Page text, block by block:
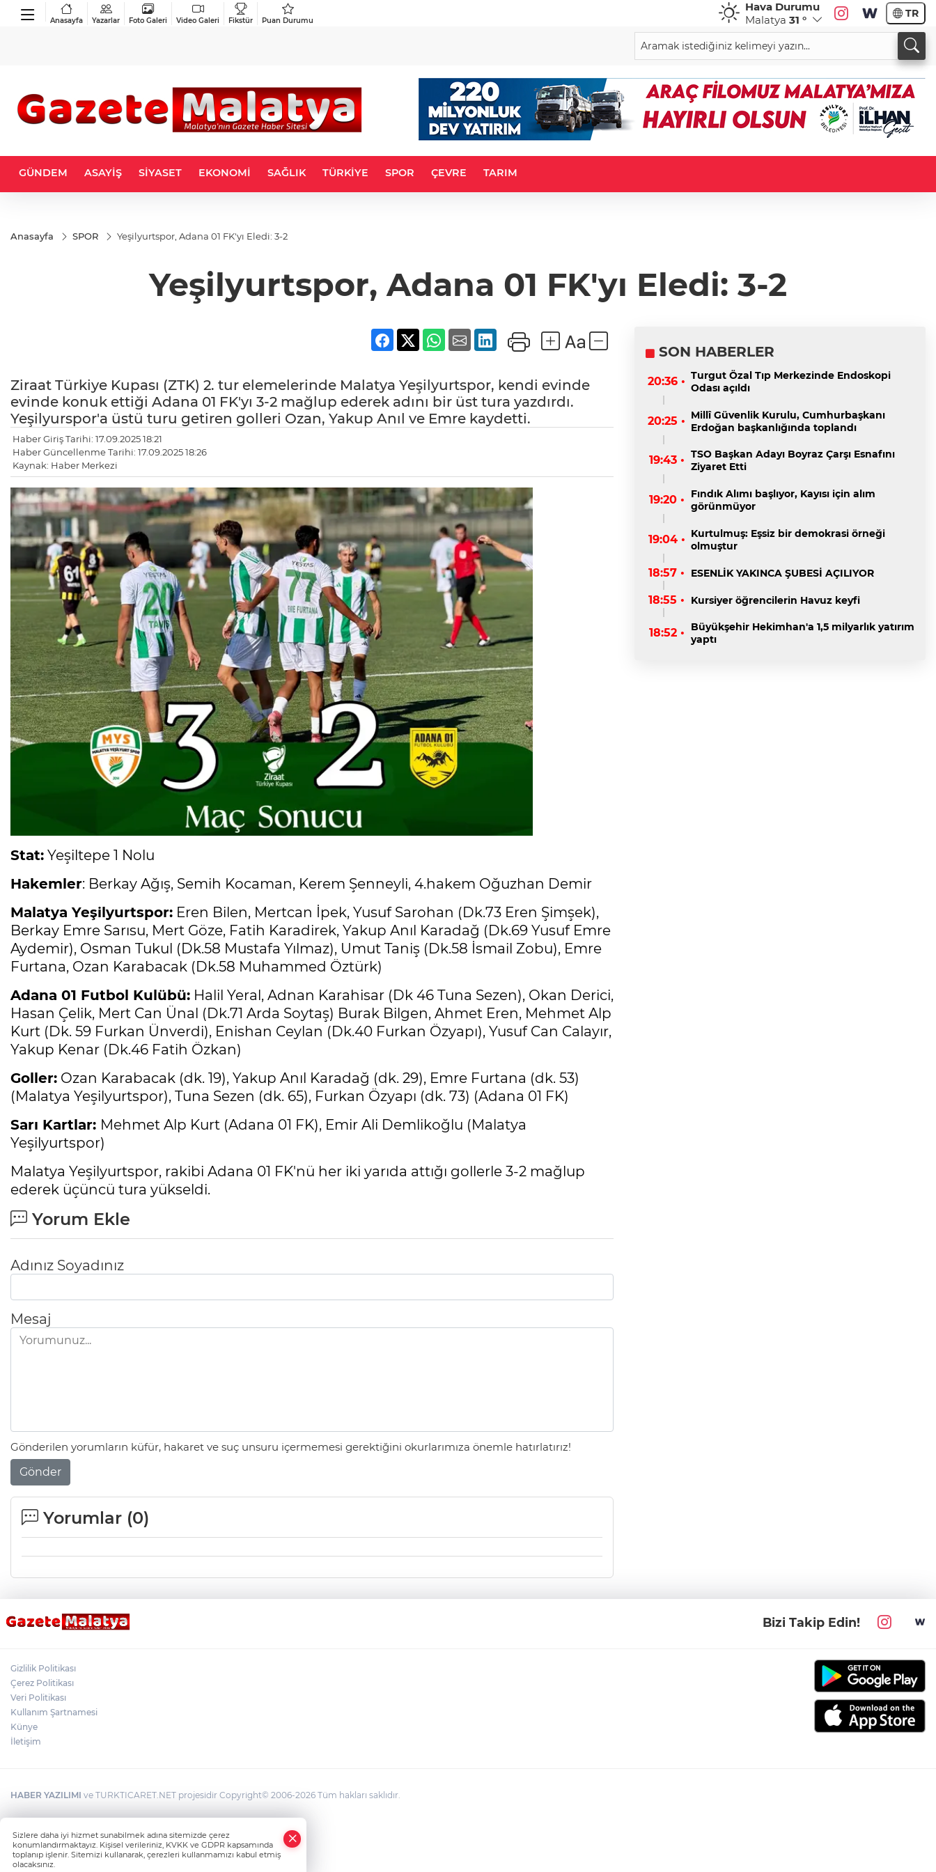
Anasayfa Yazarlar Foto Galeri Video Galeri Fikstür Puan Durumu
Hava Durumu
Malatya 31 ° TR
GÜNDEM ASAYİŞ SİYASET EKONOMİ SAĞLIK TÜRKİYE SPOR ÇEVRE TARIM
Anasayfa SPOR Yeşilyurtspor, Adana 01 FK'yı Eledi: 3-2
Yeşilyurtspor, Adana 01 FK'yı Eledi: 3-2
Ziraat Türkiye Kupası (ZTK) 2. tur elemelerinde Malatya Yeşilyurtspor, kendi evinde
evinde konuk ettiği Adana 01 FK'yı 3-2 mağlup ederek adını bir üst tura yazdırdı.
Yeşilyurspor'a üstü turu getiren golleri Ozan, Yakup Anıl ve Emre kaydetti.
Haber Giriş Tarihi: 17.09.2025 18:21
Haber Güncellenme Tarihi: 17.09.2025 18:26
Kaynak: Haber Merkezi
Stat: Yeşiltepe 1 Nolu
Hakemler: Berkay Ağış, Semih Kocaman, Kerem Şenneyli, 4.hakem Oğuzhan Demir
Malatya Yeşilyurtspor: Eren Bilen, Mertcan İpek, Yusuf Sarohan (Dk.73 Eren Şimşek),
Berkay Emre Sarısu, Mert Göze, Fatih Karadirek, Yakup Anıl Karadağ (Dk.69 Yusuf Emre
Aydemir), Osman Tukul (Dk.58 Mustafa Yılmaz), Umut Taniş (Dk.58 İsmail Zobu), Emre
Furtana, Ozan Karabacak (Dk.58 Muhammed Öztürk)
Adana 01 Futbol Kulübü: Halil Yeral, Adnan Karahisar (Dk 46 Tuna Sezen), Okan Derici,
Hasan Çelik, Mert Can Ünal (Dk.71 Arda Soytaş) Burak Bilgen, Ahmet Eren, Mehmet Alp
Kurt (Dk. 59 Furkan Ünverdi), Enishan Ceylan (Dk.40 Furkan Özyapı), Yusuf Can Calayır,
Yakup Kenar (Dk.46 Fatih Özkan)
Goller: Ozan Karabacak (dk. 19), Yakup Anıl Karadağ (dk. 29), Emre Furtana (dk. 53)
(Malatya Yeşilyurtspor), Tuna Sezen (dk. 65), Furkan Özyapı (dk. 73) (Adana 01 FK)
Sarı Kartlar: Mehmet Alp Kurt (Adana 01 FK), Emir Ali Demlikoğlu (Malatya
Yeşilyurtspor)
Malatya Yeşilyurtspor, rakibi Adana 01 FK'nü her iki yarıda attığı gollerle 3-2 mağlup
ederek üçüncü tura yükseldi.
Yorum Ekle
Adınız Soyadınız
Mesaj
Gönderilen yorumların küfür, hakaret ve suç unsuru içermemesi gerektiğini okurlarımıza önemle hatırlatırız!
Gönder
Yorumlar (0)
SON HABERLER
20:36 • Turgut Özal Tıp Merkezinde Endoskopi
Odası açıldı
20:25 • Millî Güvenlik Kurulu, Cumhurbaşkanı
Erdoğan başkanlığında toplandı
19:43 • TSO Başkan Adayı Boyraz Çarşı Esnafını
Ziyaret Etti
19:20 •
Fındık Alımı başlıyor, Kayısı için alım
görünmüyor
19:04 • Kurtulmuş: Eşsiz bir demokrasi örneği
olmuştur
18:57 • ESENLİK YAKINCA ŞUBESİ AÇILIYOR
18:55 • Kursiyer öğrencilerin Havuz keyfi
18:52 •
Büyükşehir Hekimhan'a 1,5 milyarlık yatırım
yaptı
Bizi Takip Edin!
Gizlilik Politikası
Çerez Politikası
Veri Politikası
Kullanım Şartnamesi
Künye
İletişim
HABER YAZILIMI ve TURKTICARET.NET projesidir Copyright© 2006-2026 Tüm hakları saklıdır.
Sizlere daha iyi hizmet sunabilmek adına sitemizde çerez
konumlandırmaktayız. Kişisel verileriniz, KVKK ve GDPR kapsamında
toplanıp işlenir. Sitemizi kullanarak, çerezleri kullanmamızı kabul etmiş
olacaksınız.
Whatsapp